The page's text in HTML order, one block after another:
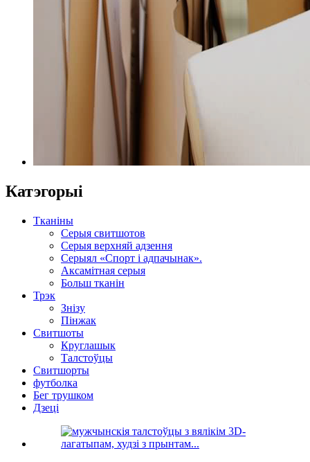
Катэгорыі
Тканіны
Серыя свитшотов
Серыя верхняй адзення
Серыял «Спорт і адпачынак».
Аксамітная серыя
Больш тканін
Трэк
Знізу
Пінжак
Свитшоты
Круглашык
Талстоўцы
Свитшорты
футболка
Бег трушком
Дзеці